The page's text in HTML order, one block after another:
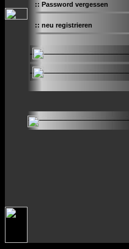
:: Password vergessen
:: neu registrieren